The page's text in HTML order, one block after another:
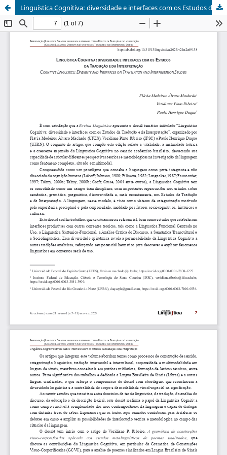
Linguística Cognitiva: diversidade e interfaces com os Estudos da Tradução e da Interpretação